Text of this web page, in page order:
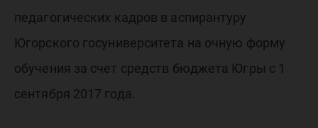
педагогических кадров в аспирантуру
Югорского госуниверситета на очную форму
обучения за счет средств бюджета Югры с 1
сентября 2017 года.